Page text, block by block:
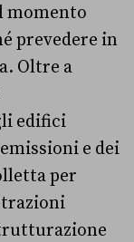
momento
prevedere in
Oltre a
edifici
e dei
per